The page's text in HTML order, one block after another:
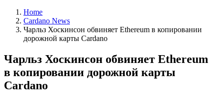
Home
Cardano News
Чарльз Хоскинсон обвиняет Ethereum в копировании
дорожной карты Cardano
Чарльз Хоскинсон обвиняет Ethereum
в копировании дорожной карты
Cardano